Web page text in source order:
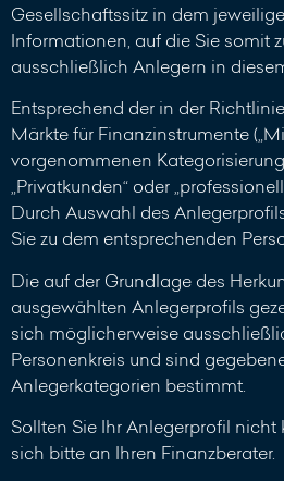
Gesellschaftssitz in dem
Informationen, auf die Sie somit
ausschließlich Anlegern in
Entsprechend der in der
Märkte für Finanzinstrumente
vorgenommenen
„Privatkunden“ oder
Durch Auswahl des
Sie zu dem entsprechenden
Die auf der Grundlage des
ausgewählten Anlegerprofils
sich möglicherweise
Personenkreis und sind
Anlegerkategorien bestimmt.
Sollten Sie Ihr Anlegerprofil nicht
sich bitte an Ihren Finanzberater.